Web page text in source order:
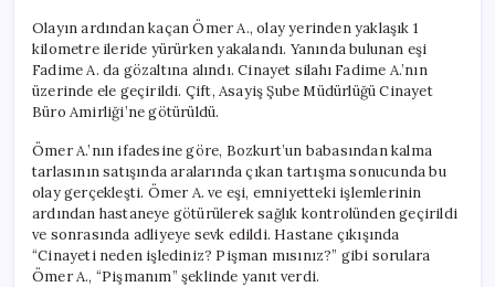
Olayın ardından kaçan Ömer A., olay yerinden yaklaşık 1
kilometre ileride yürürken yakalandı. Yanında bulunan eşi
Fadime A. da gözaltına alındı. Cinayet silahı Fadime A.’nın
üzerinde ele geçirildi. Çift, Asayiş Şube Müdürlüğü Cinayet
Büro Amirliği’ne götürüldü.
Ömer A.’nın ifadesine göre, Bozkurt’un babasından kalma
tarlasının satışında aralarında çıkan tartışma sonucunda bu
olay gerçekleşti. Ömer A. ve eşi, emniyetteki işlemlerinin
ardından hastaneye götürülerek sağlık kontrolünden geçirildi
ve sonrasında adliyeye sevk edildi. Hastane çıkışında
“Cinayeti neden işlediniz? Pişman mısınız?” gibi sorulara
Ömer A., “Pişmanım” şeklinde yanıt verdi.